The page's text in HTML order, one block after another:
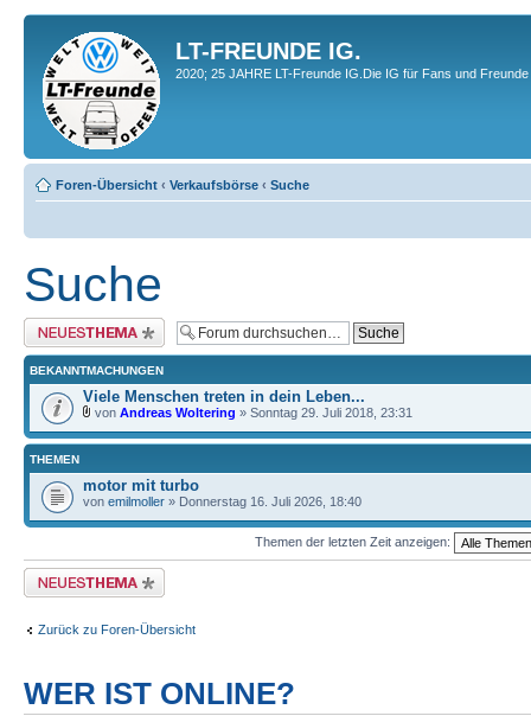
LT-FREUNDE IG.
2020; 25 JAHRE LT-Freunde IG.Die IG für Fans und
Foren-Übersicht ‹ Verkaufsbörse ‹ Suche
Suche
Neues Thema erstellen
BEKANNTMACHUNGEN
Viele Menschen treten in dein Leben...
von Andreas Woltering » Sonntag 29. Juli 2018, 23:31
THEMEN
motor mit turbo
von emilmoller » Donnerstag 16. Juli 2026, 18:40
Themen der letzten Zeit anzeigen:
Neues Thema erstellen
Zurück zu Foren-Übersicht
WER IST ONLINE?